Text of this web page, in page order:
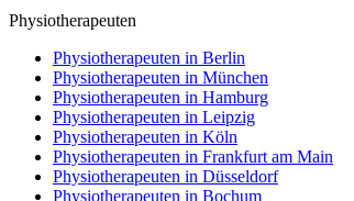
Physiotherapeuten
Physiotherapeuten in Berlin
Physiotherapeuten in München
Physiotherapeuten in Hamburg
Physiotherapeuten in Leipzig
Physiotherapeuten in Köln
Physiotherapeuten in Frankfurt am Main
Physiotherapeuten in Düsseldorf
Physiotherapeuten in Bochum